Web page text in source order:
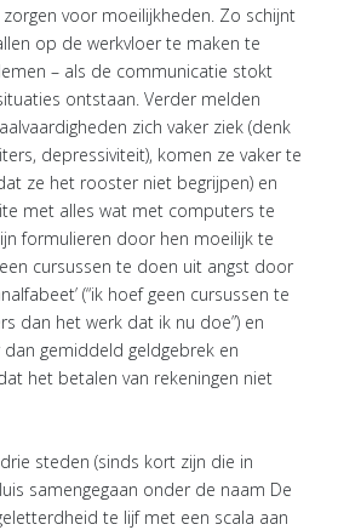
voor moeilijkheden. Zo schijnt
op de werkvloer te maken te
– als de communicatie stokt
ontstaan. Verder melden
zich vaker ziek (denk
depressiviteit), komen ze vaker te
ze het rooster niet begrijpen) en
met alles wat met computers te
formulieren door hen moeilijk te
cursussen te doen uit angst door
(“ik hoef geen cursussen te
dan het werk dat ik nu doe”) en
gemiddeld geldgebrek en
het betalen van rekeningen niet
steden (sinds kort zijn die in
samengegaan onder de naam De
te lijf met een scala aan